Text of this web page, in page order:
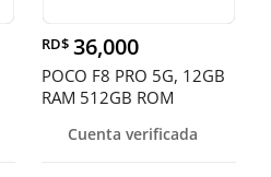
RD$ 36,000
POCO F8 PRO 5G, 12GB
RAM 512GB ROM
Cuenta verificada